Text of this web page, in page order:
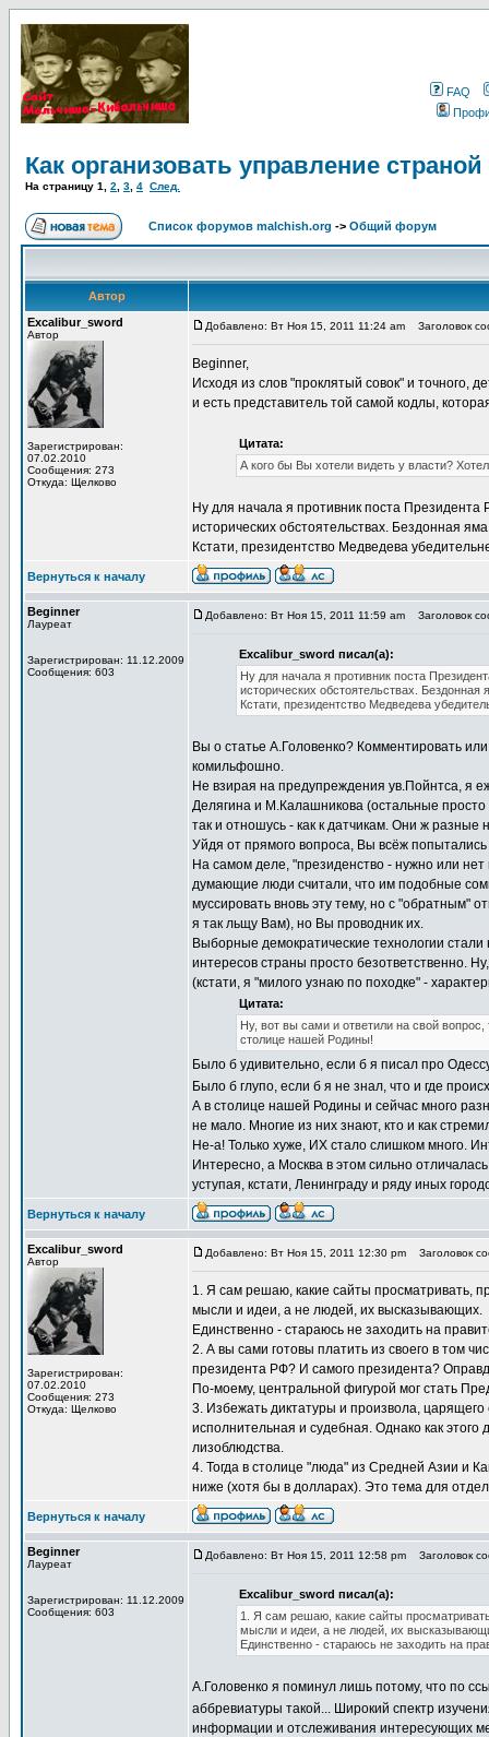
FAQ
Как организовать управление страной
На страницу 1 2 3 4 След.
Список форумов malchish.org -> Общий форум
Автор
Excalibur_sword
Автор
Зарегистрирован:
07.02.2010
Сообщения: 273
Откуда: Щелково
Добавлено: Вт Ноя 15, 2011 11:24 am Заголовок
Beginner,
Исходя из слов "проклятый совок" и точного,
и есть представитель той самой кодлы,
Цитата:
А кого бы Вы хотели видеть у власти?
Ну для начала я противник поста
исторических обстоятельствах. Бездонная
Кстати, президентство Медведева
Вернуться к началу
Beginner
Лауреат
Зарегистрирован: 11.12.2009
Сообщения: 603
Добавлено: Вт Ноя 15, 2011 11:59 am Заголовок
Excalibur_sword писал(а):
Ну для начала я противник поста
исторических обстоятельствах. Бездонная
Кстати, президентство Медведева
Вы о статье А.Головенко? Комментировать
комильфошно.
Не взирая на предупреждения ув.Пойнтса, я
Делягина и М.Калашникова (остальные
так и отношусь - как к датчикам. Они ж
Уйдя от прямого вопроса, Вы всёж
На самом деле, "президенство - нужно или
думающие люди считали, что им подобные
муссировать вновь эту тему, но с "обратным"
я так льщу Вам), но Вы проводник их.
Выборные демократические технологии
интересов страны просто безответственно.
(кстати, я "милого узнаю по походке" -
Цитата:
Ну, вот вы сами и ответили на свой
столице нашей Родины!
Было б удивительно, если б я писал про
Было б глупо, если б я не знал, что и где
А в столице нашей Родины и сейчас много
не мало. Многие из них знают, кто и как
Не-а! Только хуже, ИХ стало слишком много.
Интересно, а Москва в этом сильно
уступая, кстати, Ленинграду и ряду иных
Вернуться к началу
Excalibur_sword
Автор
Зарегистрирован:
07.02.2010
Сообщения: 273
Откуда: Щелково
Добавлено: Вт Ноя 15, 2011 12:30 pm Заголовок
1. Я сам решаю, какие сайты просматривать,
мысли и идеи, а не людей, их высказывающих.
Единственно - стараюсь не заходить на
2. А вы сами готовы платить из своего в том
президента РФ? И самого президента?
По-моему, центральной фигурой мог стать
3. Избежать диктатуры и произвола,
исполнительная и судебная. Однако как
лизоблюдства.
4. Тогда в столице "люда" из Средней Азии и
ниже (хотя бы в долларах). Это тема для
Вернуться к началу
Beginner
Лауреат
Зарегистрирован: 11.12.2009
Сообщения: 603
Добавлено: Вт Ноя 15, 2011 12:58 pm Заголовок
Excalibur_sword писал(а):
1. Я сам решаю, какие сайты
мысли и идеи, а не людей, их
Единственно - стараюсь не заходить на
А.Головенко я поминул лишь потому, что по
аббревиатуры такой... Широкий спектр
информации и отслеживания интересующих